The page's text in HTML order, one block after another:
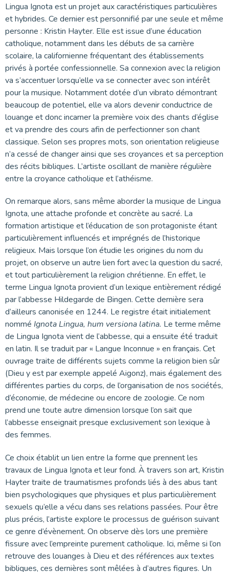
Lingua Ignota est un projet aux caractéristiques particulières
et hybrides. Ce dernier est personnifié par une seule et même
personne : Kristin Hayter. Elle est issue d’une éducation
catholique, notamment dans les débuts de sa carrière
scolaire, la californienne fréquentant des établissements
privés à portée confessionnelle. Sa connexion avec la religion
va s’accentuer lorsqu’elle va se connecter avec son intérêt
pour la musique. Notamment dotée d’un vibrato démontrant
beaucoup de potentiel, elle va alors devenir conductrice de
louange et donc incarner la première voix des chants d’église
et va prendre des cours afin de perfectionner son chant
classique. Selon ses propres mots, son orientation religieuse
n’a cessé de changer ainsi que ses croyances et sa perception
des récits bibliques. L’artiste oscillant de manière régulière
entre la croyance catholique et l’athéisme.
On remarque alors, sans même aborder la musique de Lingua
Ignota, une attache profonde et concrète au sacré. La
formation artistique et l’éducation de son protagoniste étant
particulièrement influencés et imprégnés de l’historique
religieux. Mais lorsque l’on étudie les origines du nom du
projet, on observe un autre lien fort avec la question du sacré,
et tout particulièrement la religion chrétienne. En effet, le
terme Lingua Ignota provient d’un lexique entièrement rédigé
par l’abbesse Hildegarde de Bingen. Cette dernière sera
d’ailleurs canonisée en 1244. Le registre était initialement
nommé Ignota Lingua, hum versiona latina. Le terme même
de Lingua Ignota vient de l’abbesse, qui a ensuite été traduit
en latin. Il se traduit par « Langue Inconnue » en français. Cet
ouvrage traite de différents sujets comme la religion bien sûr
(Dieu y est par exemple appelé Aigonz), mais également des
différentes parties du corps, de l’organisation de nos sociétés,
d’économie, de médecine ou encore de zoologie. Ce nom
prend une toute autre dimension lorsque l’on sait que
l’abbesse enseignait presque exclusivement son lexique à
des femmes.
Ce choix établit un lien entre la forme que prennent les
travaux de Lingua Ignota et leur fond. À travers son art, Kristin
Hayter traite de traumatismes profonds liés à des abus tant
bien psychologiques que physiques et plus particulièrement
sexuels qu’elle a vécu dans ses relations passées. Pour être
plus précis, l’artiste explore le processus de guérison suivant
ce genre d’évènement. On observe dès lors une première
fissure avec l’empreinte purement catholique. Ici, même si l’on
retrouve des louanges à Dieu et des références aux textes
bibliques, ces dernières sont mêlées à d’autres figures. Un